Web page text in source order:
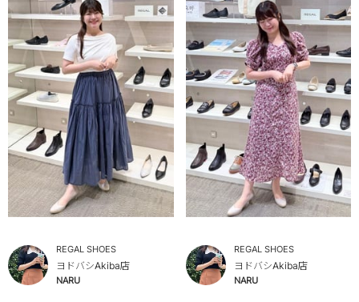
REGAL SHOES
ヨドバシAkiba店
NARU
REGAL SHOES
ヨドバシAkiba店
NARU